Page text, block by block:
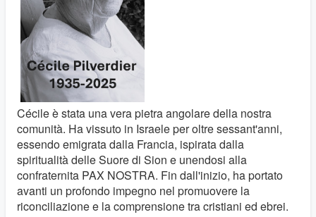
Cécile è stata una vera pietra angolare della nostra
comunità. Ha vissuto in Israele per oltre sessant'anni,
essendo emigrata dalla Francia, ispirata dalla
spiritualità delle Suore di Sion e unendosi alla
confraternita PAX NOSTRA. Fin dall'inizio, ha portato
avanti un profondo impegno nel promuovere la
riconciliazione e la comprensione tra cristiani ed ebrei.